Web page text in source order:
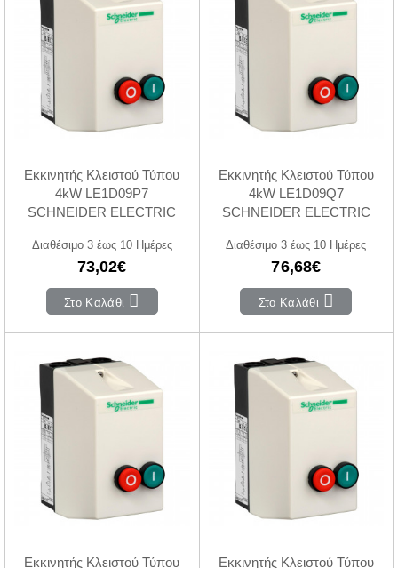
Εκκινητής Κλειστού Τύπου
4kW LE1D09P7
SCHNEIDER ELECTRIC
Διαθέσιμο 3 έως 10 Ημέρες
73,02€
Στο Καλάθι
Εκκινητής Κλειστού Τύπου
4kW LE1D09Q7
SCHNEIDER ELECTRIC
Διαθέσιμο 3 έως 10 Ημέρες
76,68€
Στο Καλάθι
Εκκινητής Κλειστού Τύπου Εκκινητής Κλειστού Τύπου